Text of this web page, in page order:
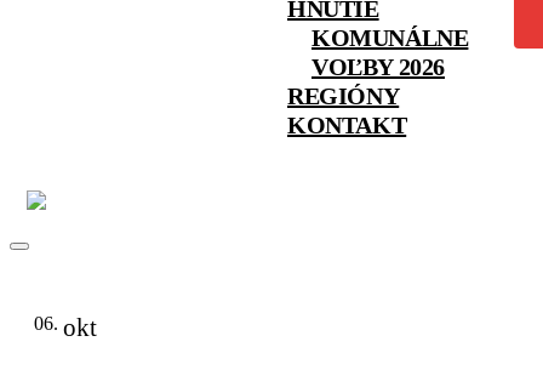
HNUTIE
KOMUNÁLNE
VOĽBY 2026
REGIÓNY
KONTAKT
06. okt